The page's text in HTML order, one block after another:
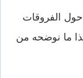
حول الفروقات
ما نوضحه من